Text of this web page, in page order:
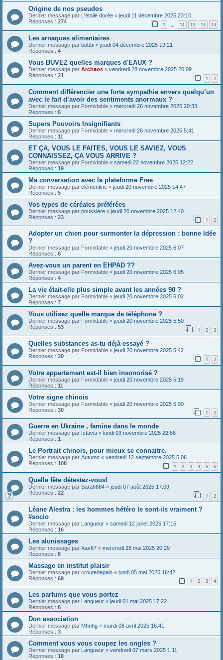
Origine de nos pseudos
Dernier message par L'étoile dorée « jeudi 11 décembre 2025 23:10
Réponses : 274 1 11 12 13 14
Les arnaques alimentaires
Dernier message par bobbi « jeudi 04 décembre 2025 19:21
Réponses : 4
Vous BUVEZ quelles marques d'EAUX ?
Dernier message par Archaos « vendredi 28 novembre 2025 20:09
Réponses : 21 1 2
Comment différencier une forte sympathie envers quelqu’un
avec le fait d’avoir des sentiments anormaux ?
Dernier message par Formidable « mercredi 26 novembre 2025 20:33
Réponses : 6
Supers Pouvoirs Insignifiants
Dernier message par Formidable « mercredi 26 novembre 2025 5:41
Réponses : 11
ET ÇA, VOUS LE FAITES, VOUS LE SAVIEZ, VOUS
CONNAISSEZ, ÇA VOUS ARRIVE ?
Dernier message par Formidable « samedi 22 novembre 2025 12:22
Réponses : 19
Ma conversation avec la plateforme Free
Dernier message par clémentine « jeudi 20 novembre 2025 14:47
Réponses : 5
Vos types de céréales préférées
Dernier message par poussière « jeudi 20 novembre 2025 12:40
Réponses : 23 1 2
Adopter un chien pour surmonter la dépression : bonne Idée
?
Dernier message par Formidable « jeudi 20 novembre 2025 6:07
Réponses : 6
Avez-vous un parent en EHPAD ??
Dernier message par Formidable « jeudi 20 novembre 2025 6:05
Réponses : 4
La vie était-elle plus simple avant les années 90 ?
Dernier message par Formidable « jeudi 20 novembre 2025 6:02
Réponses : 7
Vous utilisez quelle marque de téléphone ?
Dernier message par Formidable « jeudi 20 novembre 2025 5:50
Réponses : 53 1 2 3
Quelles substances as-tu déjà essayé ?
Dernier message par Formidable « jeudi 20 novembre 2025 5:42
Réponses : 20 1 2
Votre appartement est-il bien insonorisé ?
Dernier message par Formidable « jeudi 20 novembre 2025 5:19
Réponses : 11
Votre signe chinois
Dernier message par Formidable « jeudi 20 novembre 2025 5:00
Réponses : 30 1 2
Guerre en Ukraine , famine dans le monde
Dernier message par Ictavia « lundi 03 novembre 2025 22:56
Réponses : 1
Le Portrait chinois, pour mieux se connaitre.
Dernier message par Autumn « vendredi 12 septembre 2025 5:06
Réponses : 108 1 2 3 4 5 6
Quelle fête détestez-vous!
Dernier message par Sarah684 « jeudi 07 août 2025 17:09
Réponses : 22 1 2
Léane Alestra : les hommes hétéro le sont-ils vraiment ?
#socio
Dernier message par Langueur « samedi 12 juillet 2025 17:15
Réponses : 16
Les alunissages
Dernier message par Xav67 « mercredi 28 mai 2025 20:29
Réponses : 6
Massage en institut plaisir
Dernier message par croutedepain « lundi 05 mai 2025 16:42
Réponses : 69 1 2 3 4
Les parfums que vous portez
Dernier message par Langueur « jeudi 01 mai 2025 17:22
Réponses : 8
Don association
Dernier message par Mhnhg « mardi 08 avril 2025 16:41
Réponses : 3
Comment vous vous coupez les ongles ?
Dernier message par Langueur « vendredi 07 mars 2025 1:11
Réponses : 18